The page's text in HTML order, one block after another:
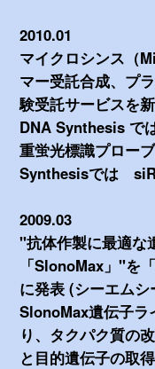
2010.01
マイクロシンス（
マー受託合成、プ
験受託サービスを新
DNA Synthesis で
重蛍光標識プロー
Synthesisでは
2009.03
"抗体作製に最適な
「SlonoMax」"を
に発表 (シーエムシ
SlonoMax遺伝子ラ
り、タクパク質の
と目的遺伝子の取